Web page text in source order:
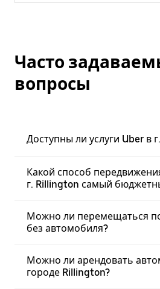
Часто
вопросы
Доступны ли услуги Uber в
Какой способ
г. Rillington самый
Можно ли перемещаться
без автомобиля?
Можно ли арендовать
городе Rillington?